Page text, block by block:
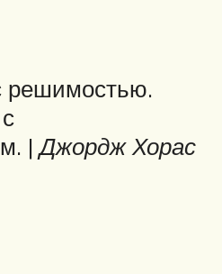
решимостью.
|Джордж Хорас